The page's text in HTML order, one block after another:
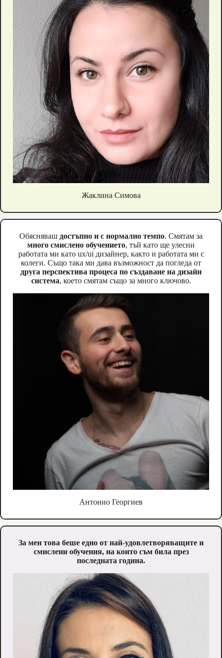
Жаклина Симова
Обясняваш достъпно и с нормално темпо. Смятам за
много смислено обучението, тъй като ще улесни
работата ми като ux/ui дизайнер, както и работата ми с
колеги. Също така ми дава възможност да погледа от
друга перспектива процеса по създаване на дизайн
система, което смятам също за много ключово.
Антонио Георгиев
За мен това беше едно от най-удовлетворяващите и
смислени обучения, на които съм била през
последната година.